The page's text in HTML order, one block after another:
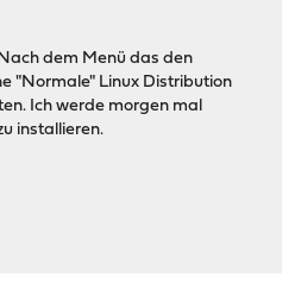
dem Menü das den
"Normale" Linux Distribution
Ich werde morgen mal
installieren.